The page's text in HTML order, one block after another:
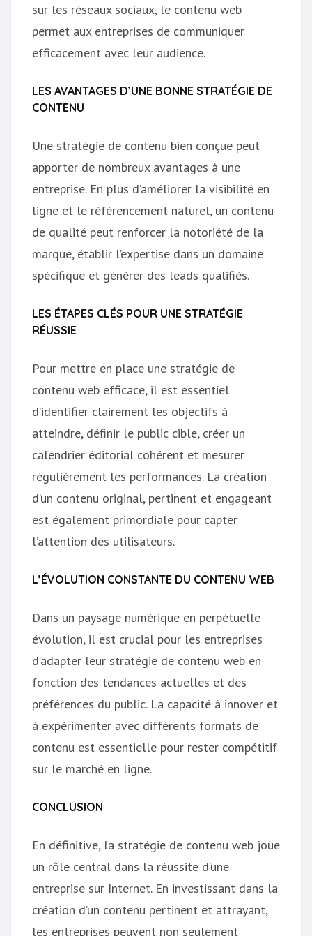
sur les réseaux sociaux, le contenu web
permet aux entreprises de communiquer
efficacement avec leur audience.
LES AVANTAGES D’UNE BONNE STRATÉGIE DE
CONTENU
Une stratégie de contenu bien conçue peut
apporter de nombreux avantages à une
entreprise. En plus d’améliorer la visibilité en
ligne et le référencement naturel, un contenu
de qualité peut renforcer la notoriété de la
marque, établir l’expertise dans un domaine
spécifique et générer des leads qualifiés.
LES ÉTAPES CLÉS POUR UNE STRATÉGIE
RÉUSSIE
Pour mettre en place une stratégie de
contenu web efficace, il est essentiel
d’identifier clairement les objectifs à
atteindre, définir le public cible, créer un
calendrier éditorial cohérent et mesurer
régulièrement les performances. La création
d’un contenu original, pertinent et engageant
est également primordiale pour capter
l’attention des utilisateurs.
L’ÉVOLUTION CONSTANTE DU CONTENU WEB
Dans un paysage numérique en perpétuelle
évolution, il est crucial pour les entreprises
d’adapter leur stratégie de contenu web en
fonction des tendances actuelles et des
préférences du public. La capacité à innover et
à expérimenter avec différents formats de
contenu est essentielle pour rester compétitif
sur le marché en ligne.
CONCLUSION
En définitive, la stratégie de contenu web joue
un rôle central dans la réussite d’une
entreprise sur Internet. En investissant dans la
création d’un contenu pertinent et attrayant,
les entreprises peuvent non seulement